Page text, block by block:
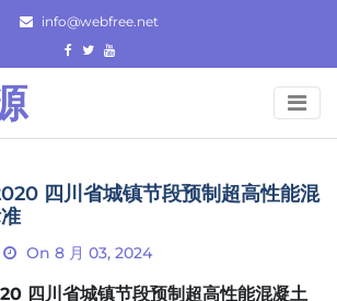
info@webfree.net
四川省城镇节段预制超高性能混
On 8 月 03, 2024
四川省城镇节段预制超高性能混凝土